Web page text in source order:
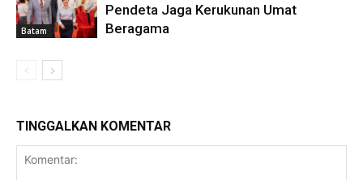
Batam
Pendeta Jaga Kerukunan Umat
Beragama
TINGGALKAN KOMENTAR